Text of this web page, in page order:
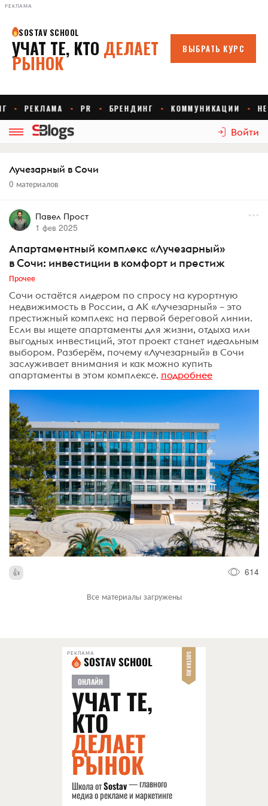
РЕКЛАМА
Войти
Лучезарный в Сочи
0 материалов
Павел Прост
1 фев 2025
Апартаментный комплекс «Лучезарный»
в Сочи: инвестиции в комфорт и престиж
Прочее
Сочи остаётся лидером по спросу на курортную
недвижимость в России, а АК «Лучезарный» – это
престижный комплекс на первой береговой линии.
Если вы ищете апартаменты для жизни, отдыха или
выгодных инвестиций, этот проект станет идеальным
выбором. Разберём, почему «Лучезарный» в Сочи
заслуживает внимания и как можно купить
апартаменты в этом комплексе. подробнее
614
Все материалы загружены
РЕКЛАМА